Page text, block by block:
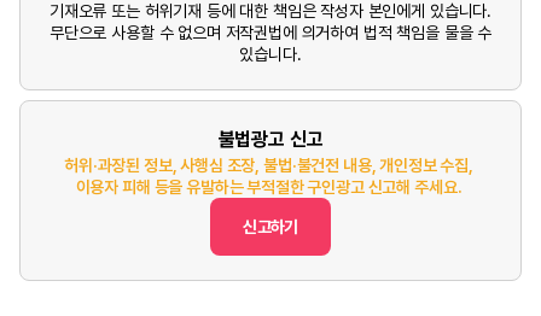
기재오류 또는 허위기재 등에 대한 책임은 작성자 본인에게 있습니다.
무단으로 사용할 수 없으며 저작권법에 의거하여 법적 책임을 물을 수
있습니다.
불법광고 신고
허위·과장된 정보, 사행심 조장, 불법·불건전 내용, 개인정보 수집,
이용자 피해 등을 유발하는 부적절한 구인광고 신고해 주세요.
신고하기